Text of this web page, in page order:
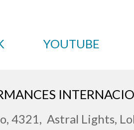
YOUTUBE
4321, Astral Lights,